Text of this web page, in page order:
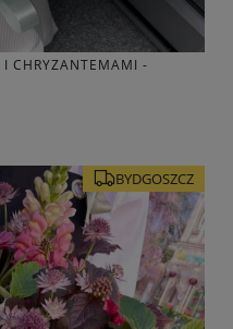
I CHRYZANTEMAMI -
BYDGOSZCZ